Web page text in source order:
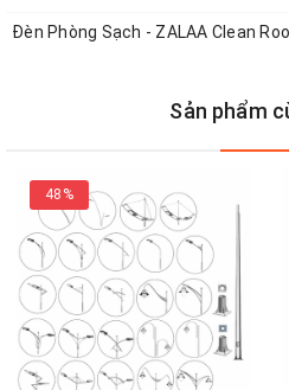
Hệ thống văn
Công ty Zalaa Việt
Nhà máy: Số 5, đường TS13,
Xưởng: Văn Giáp, Văn Bình,
Liên hệ: 0971.043.999 (Nhà
Đèn Phòng Sạch - ZALAA Clean
Sản phẩm
48%